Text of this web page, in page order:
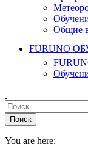
Общие
FURUNO
You are here: